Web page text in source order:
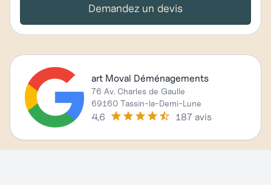
Demandez un devis
art Moval Déménagements
76 Av. Charles de Gaulle
69160 Tassin-la-Demi-Lune
4,6 187 avis